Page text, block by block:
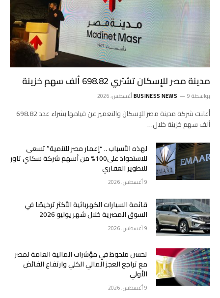
مدينة مصر للإسكان تشتري 698.82 ألف سهم خزينة
بواسطة BUSINESS NEWS 9 أغسطس، 2026
أعلنت شركة مدينة مصر للإسكان والتعمير عن قيامها بشراء عدد 698.82
ألف سهم خزينة خلال…
لهذه الأسباب .. “إعمار مصر للتنمية” تسعى
للاستحواذ على100% من أسهم شركة سكاي تاور
للتطوير العقاري
9 أغسطس، 2026
قائمة السيارات الكهربائية الأكثر ترخيصًا في
السوق المصرية خلال شهر يوليو 2026
9 أغسطس، 2026
تحسن ملحوظ في مؤشرات المالية العامة لمصر
مع تراجع العجز المالي الكلي وارتفاع الفائض
الأولي
9 أغسطس، 2026